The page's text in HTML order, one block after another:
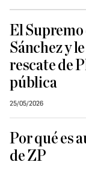
El
Sánchez y
rescate de
pública
25/05/2026
Por qué es
de ZP